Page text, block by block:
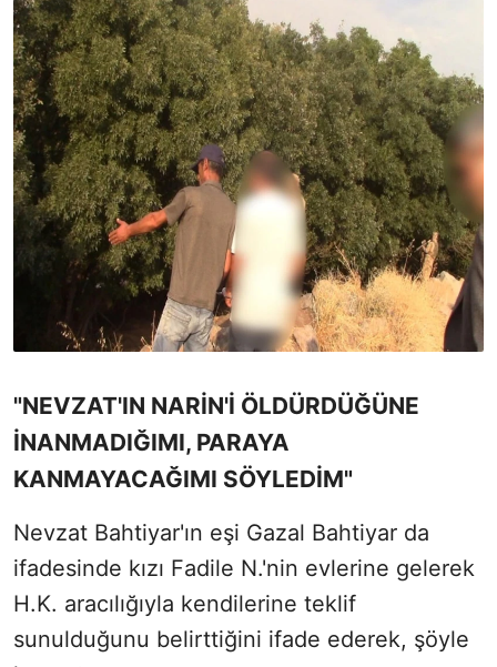
"NEVZAT'IN NARİN'İ ÖLDÜRDÜĞÜNE
İNANMADIĞIMI, PARAYA
KANMAYACAĞIMI SÖYLEDİM"
Nevzat Bahtiyar'ın eşi Gazal Bahtiyar da
ifadesinde kızı Fadile N.'nin evlerine gelerek
H.K. aracılığıyla kendilerine teklif
sunulduğunu belirttiğini ifade ederek, şöyle